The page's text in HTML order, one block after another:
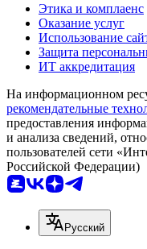
Этика и комплаенс
Оказание услуг
Использование
Защита
ИТ аккредитация
На информационном
рекомендательные
предоставления
и анализа сведений,
пользователей сети
Российской Федерации)
Русский